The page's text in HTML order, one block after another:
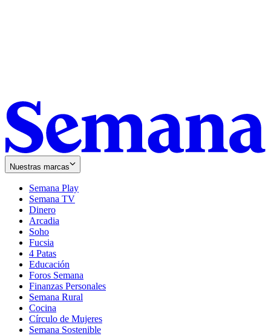
Nuestras marcas
Semana Play
Semana TV
Dinero
Arcadia
Soho
in
new
window
Fucsia
in
new
window
4 Patas
Educación
Foros Semana
Finanzas Personales
Semana Rural
Cocina
Círculo de Mujeres
Semana Sostenible